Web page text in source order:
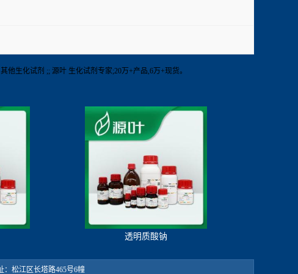
他生化试剂 ;; 源叶 生化试剂专家;20万+产品,6万+现货。
透明质酸钠
：松江区长塔路465号6幢